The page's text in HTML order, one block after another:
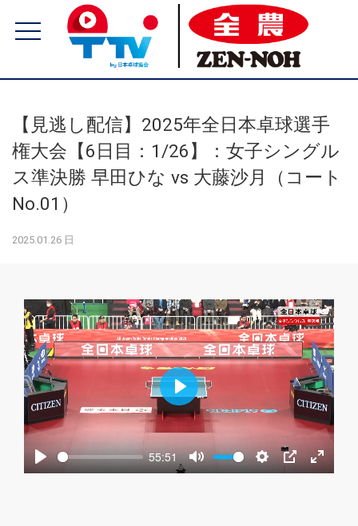
【見逃し配信】2025年全日本卓球選手
権大会【6日目：1/26】：女子シングル
ス準決勝 早田ひな vs 大藤沙月（コート
No.01）
2025.01.26 日
Play
55:51
Mute Settings
PIP Enter
Play